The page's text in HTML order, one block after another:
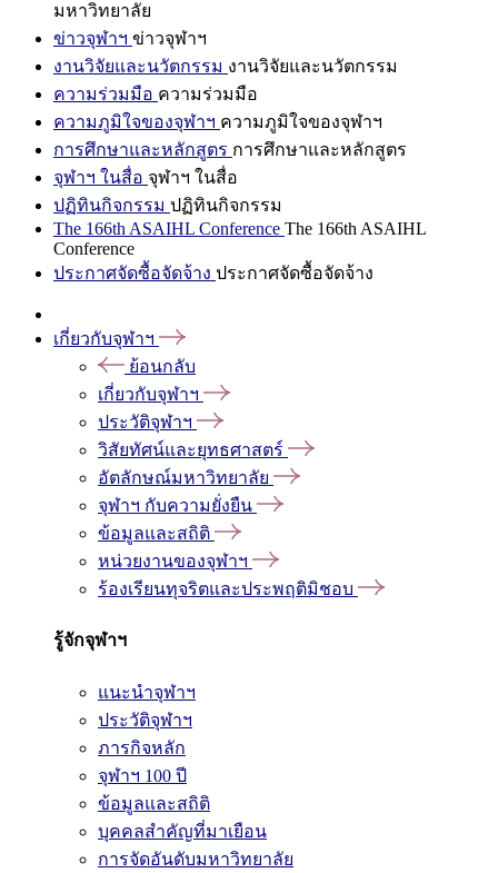
มหาวิทยาลัย
ข่าวจุฬาฯ ข่าวจุฬาฯ
งานวิจัยและนวัตกรรม งานวิจัยและนวัตกรรม
ความร่วมมือ ความร่วมมือ
ความภูมิใจของจุฬาฯ ความภูมิใจของจุฬาฯ
การศึกษาและหลักสูตร การศึกษาและหลักสูตร
จุฬาฯ ในสื่อ จุฬาฯ ในสื่อ
ปฏิทินกิจกรรม ปฏิทินกิจกรรม
The 166th ASAIHL Conference The 166th ASAIHL
Conference
ประกาศจัดซื้อจัดจ้าง ประกาศจัดซื้อจัดจ้าง
เกี่ยวกับจุฬาฯ
ย้อนกลับ
เกี่ยวกับจุฬาฯ
ประวัติจุฬาฯ
วิสัยทัศน์และยุทธศาสตร์
อัตลักษณ์มหาวิทยาลัย
จุฬาฯ กับความยั่งยืน
ข้อมูลและสถิติ
หน่วยงานของจุฬาฯ
ร้องเรียนทุจริตและประพฤติมิชอบ
รู้จักจุฬาฯ
แนะนำจุฬาฯ
ประวัติจุฬาฯ
ภารกิจหลัก
จุฬาฯ 100 ปี
ข้อมูลและสถิติ
บุคคลสำคัญที่มาเยือน
การจัดอันดับมหาวิทยาลัย